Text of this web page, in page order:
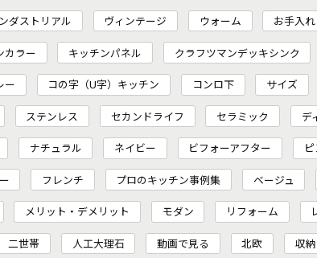
ダストリアル ヴィンテージ ウォーム お手入れ
カラー キッチンパネル クラフツマンデッキシンク
ー コの字（U字）キッチン コンロ下 サイズ
ステンレス セカンドライフ セラミック デ
ナチュラル ネイビー ビフォーアフター
フレンチ プロのキッチン事例集 ベージュ
メリット・デメリット モダン リフォーム
二世帯 人工大理石 動画で見る 北欧 収納